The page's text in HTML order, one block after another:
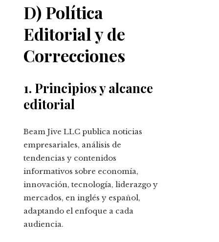
D) Política
Editorial y de
Correcciones
1. Principios y alcance
editorial
Beam Jive LLC publica noticias
empresariales, análisis de
tendencias y contenidos
informativos sobre economía,
innovación, tecnología, liderazgo y
mercados, en inglés y español,
adaptando el enfoque a cada
audiencia.